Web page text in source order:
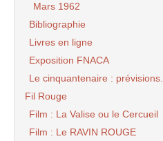
Mars 1962
Bibliographie
Livres en ligne
Exposition FNACA
Le cinquantenaire : prévisions.
Fil Rouge
Film : La Valise ou le Cercueil
Film : Le RAVIN ROUGE